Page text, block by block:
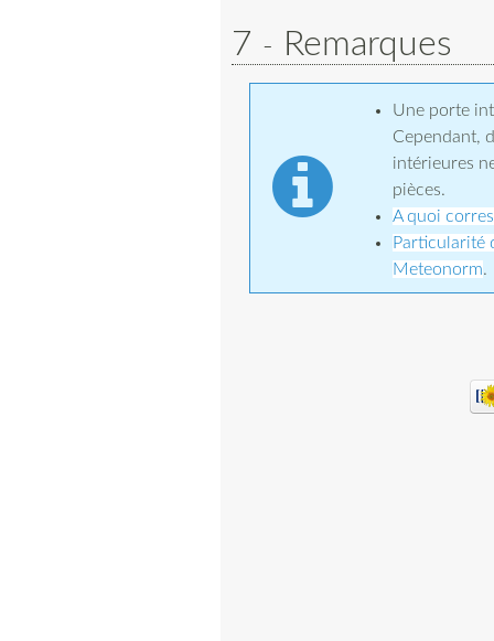
7 Remarques
Une porte
Cependant,
intérieures
pièces.
A quoi
Particularité
Meteonorm.